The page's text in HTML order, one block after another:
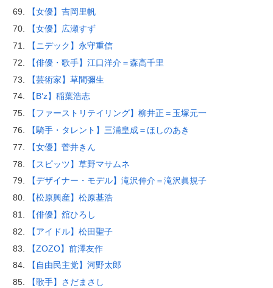
【女優】吉岡里帆
【女優】広瀬すず
【ニデック】永守重信
【俳優・歌手】江口洋介＝森高千里
【芸術家】草間彌生
【B’z】稲葉浩志
【ファーストリテイリング】柳井正＝玉塚元一
【騎手・タレント】三浦皇成＝ほしのあき
【女優】菅井きん
【スピッツ】草野マサムネ
【デザイナー・モデル】滝沢伸介＝滝沢眞規子
【松原興産】松原基浩
【俳優】舘ひろし
【アイドル】松田聖子
【ZOZO】前澤友作
【自由民主党】河野太郎
【歌手】さだまさし